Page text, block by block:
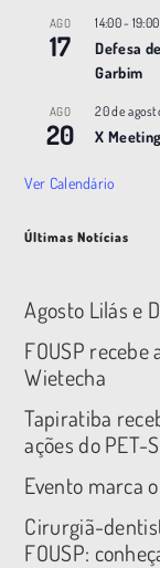
AGO
17
14:00- 19:00
Defesa
Garbim
AGO
20
20 de
X
Ver Calendário
Últimas Notícias
Agosto Lilás e
FOUSP recebe
Wietecha
Tapiratiba
ações do PET-
Evento marca
Cirurgiã-
FOUSP: